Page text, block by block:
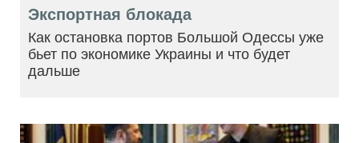
Экспортная блокада
Как остановка портов Большой Одессы уже
бьет по экономике Украины и что будет
дальше